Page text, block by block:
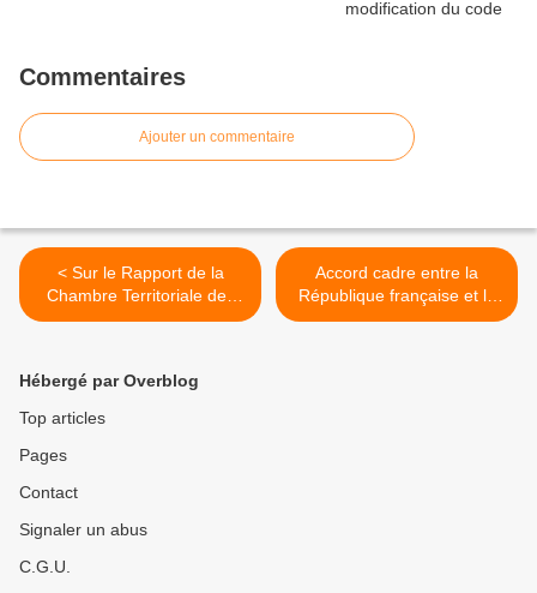
Commentaires
Ajouter un commentaire
< Sur le Rapport de la
Chambre Territoriale des
Comptes, sur l'emploi en
Accord cadre entre la
République française et le
Royaume d'Espagne sur les
Hébergé par Overblog
Top articles
Pages
Contact
Signaler un abus
C.G.U.